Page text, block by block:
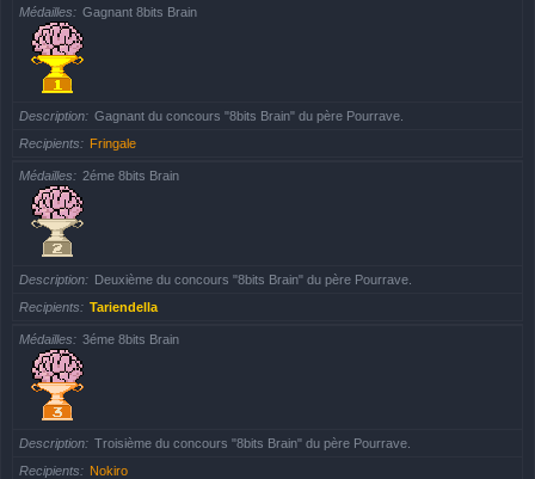
Médailles Gagnant 8bits Brain
Description
Gagnant du concours "8bits Brain" du père Pourrave.
Recipients
Fringale
Médailles 2éme 8bits Brain
Description
Deuxième du concours "8bits Brain" du père Pourrave.
Recipients
Tariendella
Médailles 3éme 8bits Brain
Description
Troisième du concours "8bits Brain" du père Pourrave.
Recipients
Nokiro